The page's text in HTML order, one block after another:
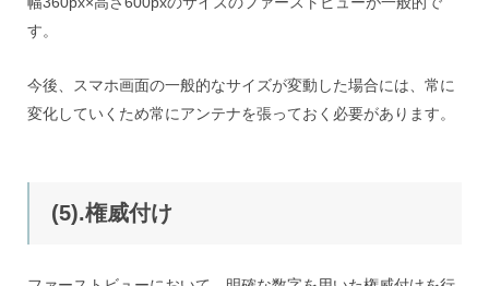
す。
今後、スマホ画面の一般的なサイズが変動した場合には、常に
変化していくため常にアンテナを張っておく必要があります。
(5).権威付け